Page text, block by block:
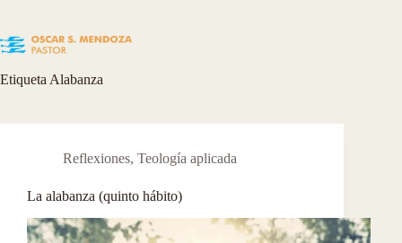
content
Etiqueta Alabanza
Reflexiones, Teología aplicada
La alabanza (quinto hábito)